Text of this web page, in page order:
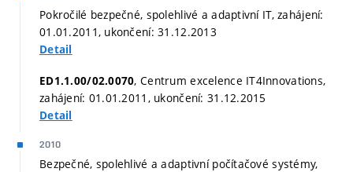
Pokročilé bezpečné, spolehlivé a adaptivní IT, zahájení:
01.01.2011, ukončení: 31.12.2013
Detail
ED1.1.00/02.0070, Centrum excelence IT4Innovations,
zahájení: 01.01.2011, ukončení: 31.12.2015
Detail
2010
Bezpečné, spolehlivé a adaptivní počítačové systémy,